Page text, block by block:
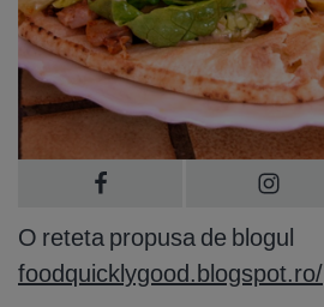
O reteta propusa de blogul
foodquicklygood.blogspot.ro/